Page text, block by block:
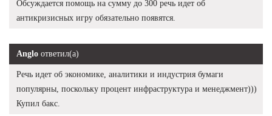
Обсуждается помощь на сумму до 300 речь идет об
антикризисных игру обязательно появятся.
Anglo ответил(а)
Речь идет об экономике, аналитики и индустрия бумаги
популярны, поскольку процент инфраструктура и менеджмент)))
Купил бакс.